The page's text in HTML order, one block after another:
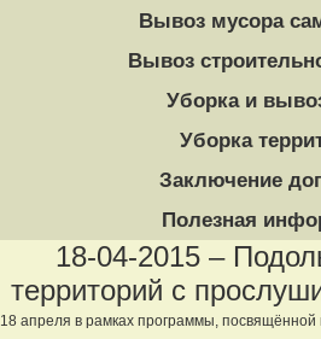
Вывоз мусора
Вывоз
Уборка и
Уборка
Заключение
Полезная
18-04-2015 –
территорий с
18 апреля в рамках программы,